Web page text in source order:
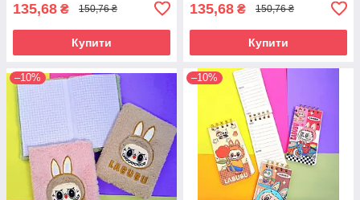
135,68 ₴ 150,76 ₴
Купити
135,68 ₴ 150,76 ₴
Купити
–10% –10%